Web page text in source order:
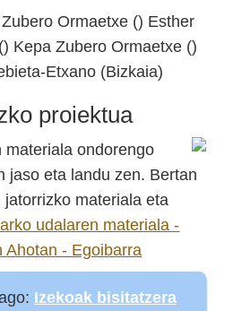
Ormaetxe () Esther
Kepa Zubero Ormaetxe ()
Etxano (Bizkaia)
proiektua
materiala ondorengo
jaso eta landu zen. Bertan
materiala eta
udalaren materiala -
Ahotan - Egoibarra
Izekoak bisitatzera